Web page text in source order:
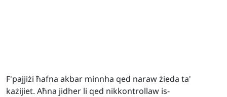
F'pajjiżi ħafna akbar minnha qed naraw żieda ta'
każijiet. Aħna jidher li qed nikkontrollaw is-